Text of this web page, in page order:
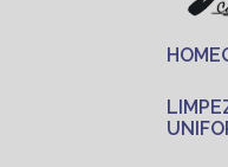
HOME